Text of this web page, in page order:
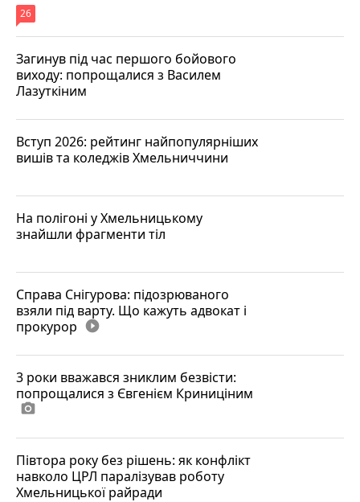
26
Загинув під час першого бойового
виходу: попрощалися з Василем
Лазуткіним
Вступ 2026: рейтинг найпопулярніших
вишів та коледжів Хмельниччини
На полігоні у Хмельницькому
знайшли фрагменти тіл
Справа Снігурова: підозрюваного
взяли під варту. Що кажуть адвокат і
прокурор play_circle_filled
3 роки вважався зниклим безвісти:
попрощалися з Євгенієм Криниціним
photo_camera
Півтора року без рішень: як конфлікт
навколо ЦРЛ паралізував роботу
Хмельницької райради